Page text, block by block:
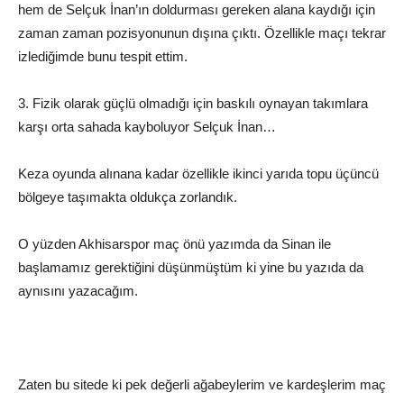
hem de Selçuk İnan’ın doldurması gereken alana kaydığı için
zaman zaman pozisyonunun dışına çıktı. Özellikle maçı tekrar
izlediğimde bunu tespit ettim.
3. Fizik olarak güçlü olmadığı için baskılı oynayan takımlara
karşı orta sahada kayboluyor Selçuk İnan…
Keza oyunda alınana kadar özellikle ikinci yarıda topu üçüncü
bölgeye taşımakta oldukça zorlandık.
O yüzdenAkhisarspor maç önü yazımda da Sinan ile
başlamamız gerektiğini düşünmüştüm ki yine bu yazıda da
aynısını yazacağım.
Zaten bu sitede ki pek değerli ağabeylerim ve kardeşlerim maç